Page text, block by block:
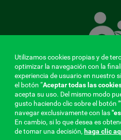
Mutua
que
MENÚ
REDES
Utilizamos cookies propias y de
optimizar la navegación con la
experiencia de usuario en nuestro
el botón “Aceptar todas las
acepta su uso. Del mismo modo
gusto haciendo clic sobre el botón ”
navegar exclusivamente con las
En cambio, si lo que desea es
de tomar una decisión, haga clic